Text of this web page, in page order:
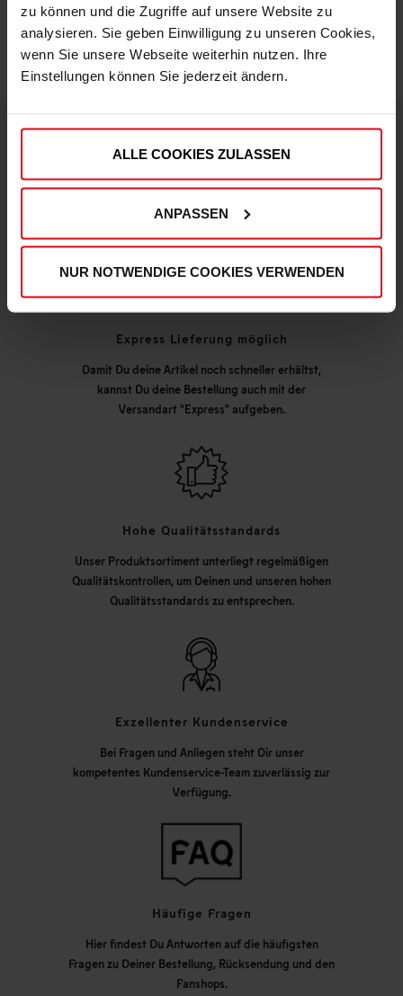
zu können und die Zugriffe auf unsere Website zu
analysieren. Sie geben Einwilligung zu unseren Cookies,
wenn Sie unsere Webseite weiterhin nutzen. Ihre
Einstellungen können Sie jederzeit ändern.
ALLE COOKIES ZULASSEN
ANPASSEN
NUR NOTWENDIGE COOKIES VERWENDEN
Express Lieferung möglich
Damit Du deine Artikel noch schneller erhältst,
kannst Du deine Bestellung auch mit der
Versandart "Express" aufgeben.
Hohe Qualitätsstandards
Unser Produktsortiment unterliegt regelmäßigen
Qualitätskontrollen, um Deinen und unseren hohen
Qualitätsstandards zu entsprechen.
Exzellenter Kundenservice
Bei Fragen und Anliegen steht Dir unser
kompetentes Kundenservice-Team zuverlässig zur
Verfügung.
Häufige Fragen
Hier findest Du Antworten auf die häufigsten
Fragen zu Deiner Bestellung, Rücksendung und den
Fanshops.